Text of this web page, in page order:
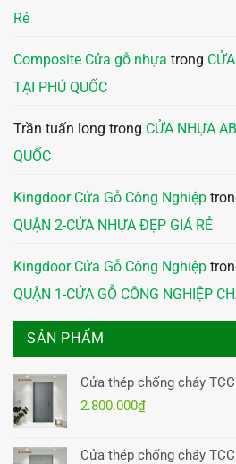
Rẻ
Composite Cửa gỗ nhựa trong
TẠI PHÚ QUỐC
Trần tuấn long trong CỬA NHỰA
QUỐC
Kingdoor Cửa Gỗ Công Nghiệp
QUẬN 2-CỬA NHỰA ĐẸP GIÁ RẺ
Kingdoor Cửa Gỗ Công Nghiệp
QUẬN 1-CỬA GỖ CÔNG NGHIỆP
SẢN PHẨM
Cửa thép chống cháy
2.800.000₫
Cửa thép chống cháy